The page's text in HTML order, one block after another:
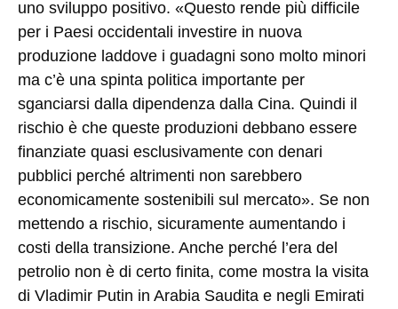
uno sviluppo positivo. «Questo rende più difficile
per i Paesi occidentali investire in nuova
produzione laddove i guadagni sono molto minori
ma c’è una spinta politica importante per
sganciarsi dalla dipendenza dalla Cina. Quindi il
rischio è che queste produzioni debbano essere
finanziate quasi esclusivamente con denari
pubblici perché altrimenti non sarebbero
economicamente sostenibili sul mercato». Se non
mettendo a rischio, sicuramente aumentando i
costi della transizione. Anche perché l’era del
petrolio non è di certo finita, come mostra la visita
di Vladimir Putin in Arabia Saudita e negli Emirati